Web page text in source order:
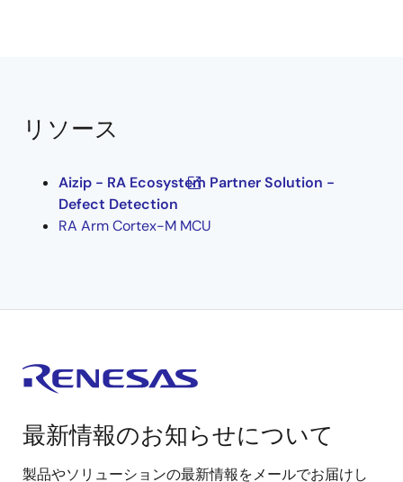
リソース
Aizip - RA Ecosystem Partner Solution -
Defect Detection
RA Arm Cortex-M MCU
最新情報のお知らせについて
製品やソリューションの最新情報をメールでお届けし